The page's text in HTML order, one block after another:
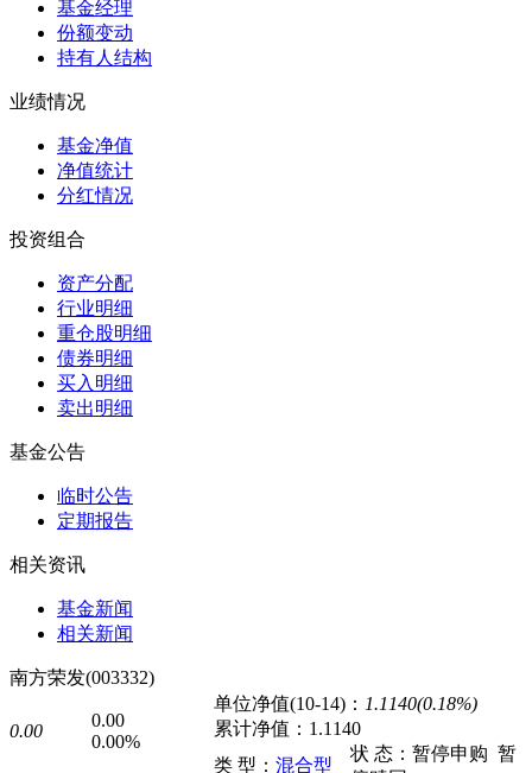
基金经理
份额变动
持有人结构
业绩情况
基金净值
净值统计
分红情况
投资组合
资产分配
行业明细
重仓股明细
债券明细
买入明细
卖出明细
基金公告
临时公告
定期报告
相关资讯
基金新闻
相关新闻
南方荣发(003332)
0.00
0.00
0.00%
单位净值(10-14)： 1.1140(0.18%)
累计净值： 1.1140
类 型： 混合型
状 态： 暂停申购 暂